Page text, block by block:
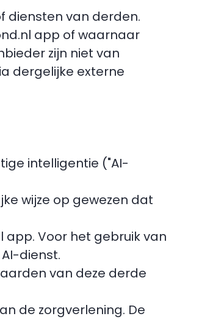
diensten van derden.
app of waarnaar
zijn niet van
dergelijke externe
intelligentie ("AI-
wijze op gewezen dat
app. Voor het gebruik van
dienst.
van deze derde
de zorgverlening. De